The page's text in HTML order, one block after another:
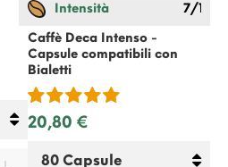
Intensità
7/12
Caffè Deca Intenso -
Capsule compatibili con
Bialetti
20,80 €